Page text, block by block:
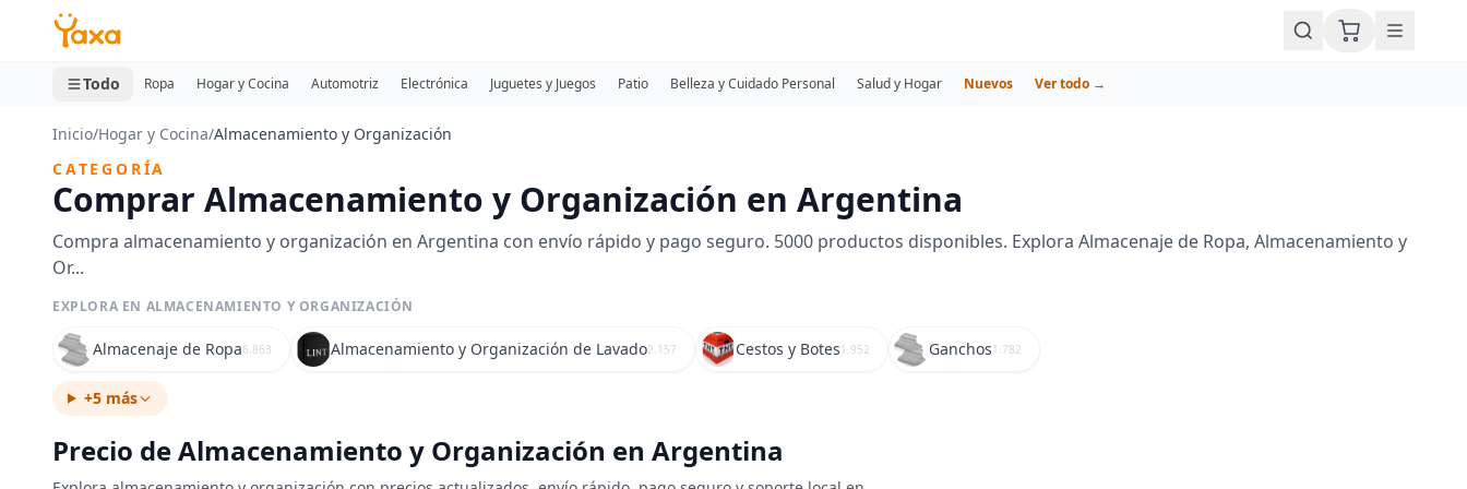
MINI CARRITO
0 productos
Todo Ropa Hogar y Cocina Automotriz Electrónica Juguetes y Juegos Patio Belleza y Cuidado Personal Salud y Hogar Nuevos Ver todo →
Inicio/Hogar y Cocina/Almacenamiento y Organización
CATEGORÍA
Comprar Almacenamiento y Organización en Argentina
Compra almacenamiento y organización en Argentina con envío rápido y pago seguro. 5000 productos disponibles. Explora Almacenaje de Ropa, Almacenamiento y
Or...
EXPLORA EN ALMACENAMIENTO Y ORGANIZACIÓN
Almacenaje de Ropa6.863 Almacenamiento y Organización de Lavado2.157 Cestos y Botes1.952 Ganchos1.782
+5 más
Precio de Almacenamiento y Organización en Argentina